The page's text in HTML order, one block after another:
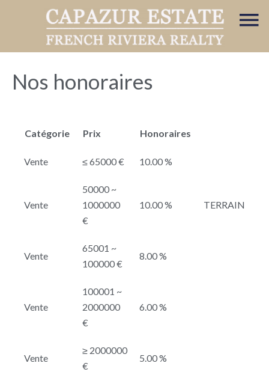
Nos honoraires
Catégorie Prix Honoraires
Vente ≤ 65000 € 10.00 %
Vente
50000 ~
1000000
€
10.00 % TERRAIN
Vente
65001 ~
100000 €
8.00 %
Vente
100001 ~
2000000
€
6.00 %
Vente
≥ 2000000
€
5.00 %